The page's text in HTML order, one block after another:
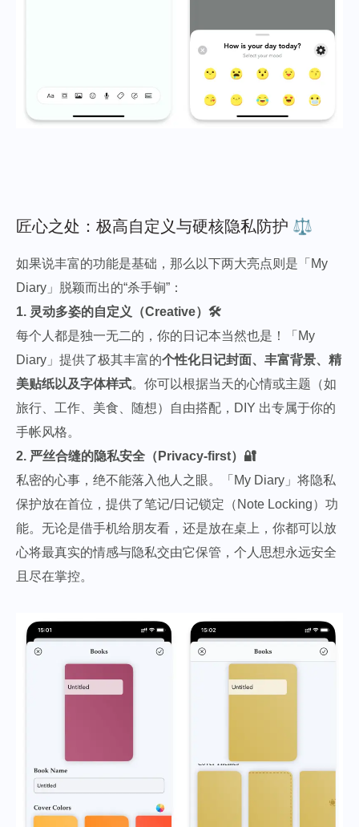
匠心之处：极高自定义与硬核隐私防护 ⚖️
如果说丰富的功能是基础，那么以下两大亮点则是「My
Diary」脱颖而出的“杀手锏”：
1. 灵动多姿的自定义（Creative）🛠️
每个人都是独一无二的，你的日记本当然也是！「My
Diary」提供了极其丰富的个性化日记封面、丰富背景、精
美贴纸以及字体样式。你可以根据当天的心情或主题（如
旅行、工作、美食、随想）自由搭配，DIY 出专属于你的
手帐风格。
2. 严丝合缝的隐私安全（Privacy-first）🔐
私密的心事，绝不能落入他人之眼。「My Diary」将隐私
保护放在首位，提供了笔记/日记锁定（Note Locking）功
能。无论是借手机给朋友看，还是放在桌上，你都可以放
心将最真实的情感与隐私交由它保管，个人思想永远安全
且尽在掌控。